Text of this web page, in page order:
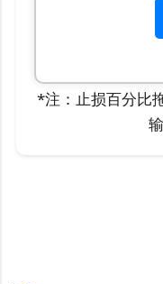
*注：止损百分比